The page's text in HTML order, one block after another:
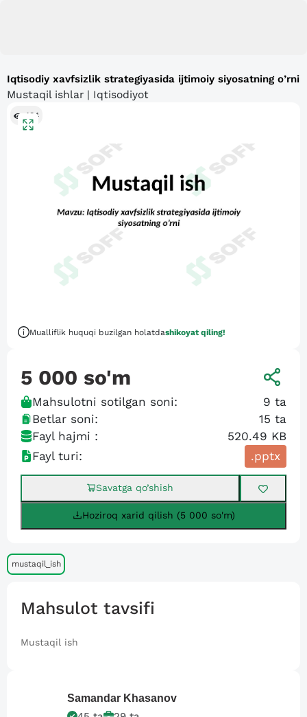
Iqtisodiy xavfsizlik strategiyasida ijtimoiy siyosatning o’rni
Mustaqil ishlar | Iqtisodiyot
484
Mualliflik huquqi buzilgan holatdashikoyat qiling!
5 000 so'm
Mahsulotni sotilgan soni: 9 ta
Betlar soni:
15 ta
Fayl hajmi :
520.49 KB
Fayl turi:
.pptx
Savatga qo’shish
Hoziroq xarid qilish (5 000 so'm)
mustaqil_ish
Mahsulot tavsifi
Mustaqil ish
Samandar Khasanov